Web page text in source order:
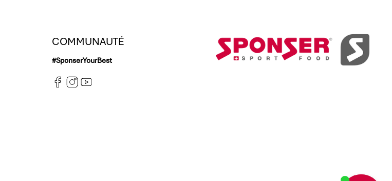
COMMUNAUTÉ
#SponserYourBest